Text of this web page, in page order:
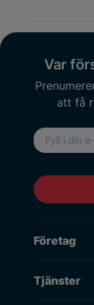
Var
att få
E-
Företag
Tjänster